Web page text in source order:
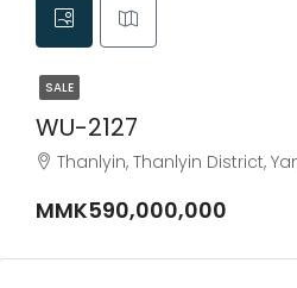
SALE
WU-2127
Thanlyin, Thanlyin District,
MMK590,000,000